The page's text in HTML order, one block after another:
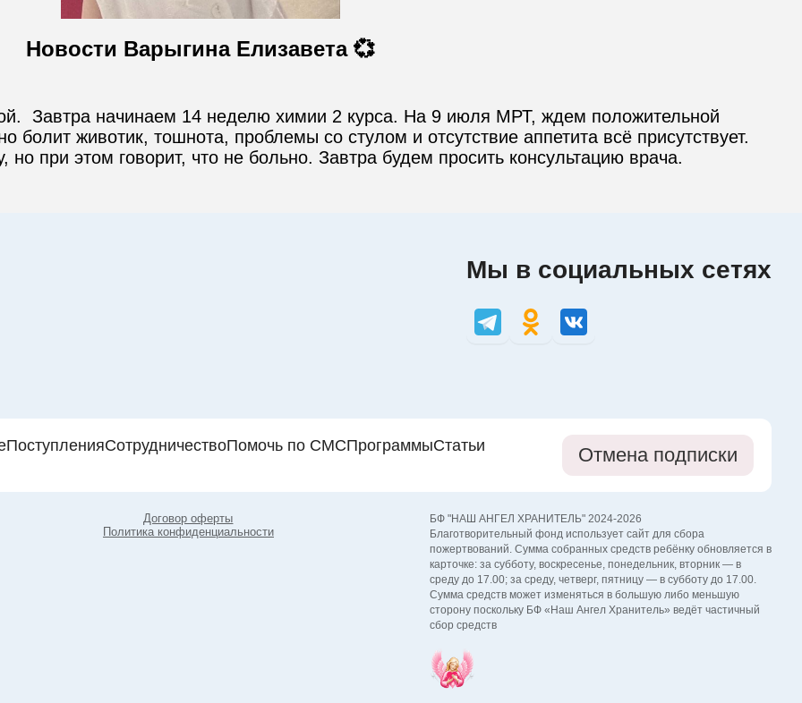
Новости Варыгина Елизавета 💞
Завтра начинаем 14 неделю химии 2 курса. На 9 июля МРТ, ждем положительной
болит животик, тошнота, проблемы со стулом и отсутствие аппетита всё присутствует.
при этом говорит, что не больно. Завтра будем просить консультацию врача.
Мы в социальных сетях
ПоступленияСотрудничествоПомочь по СМСПрограммыСтатьи
Отмена подписки
Договор оферты
Политика конфиденциальности
БФ "НАШ АНГЕЛ ХРАНИТЕЛЬ" 2024-2026
Благотворительный фонд использует сайт для сбора
пожертвований. Сумма собранных средств ребёнку обновляется в
карточке: за субботу, воскресенье, понедельник, вторник — в
среду до 17.00; за среду, четверг, пятницу — в субботу до 17.00.
Сумма средств может изменяться в большую либо меньшую
сторону поскольку БФ «Наш Ангел Хранитель» ведёт частичный
сбор средств